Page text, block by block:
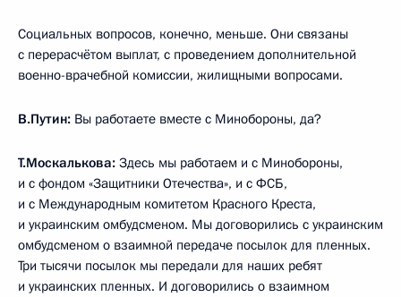
Социальных вопросов, конечно, меньше. Они связаны
с перерасчётом выплат, с проведением дополнительной
военно-врачебной комиссии, жилищными вопросами.
В.Путин: Вы работаете вместе с Минобороны, да?
Т.Москалькова: Здесь мы работаем и с Минобороны,
и с фондом «Защитники Отечества», и с ФСБ,
и с Международным комитетом Красного Креста,
и украинским омбудсменом. Мы договорились с украинским
омбудсменом о взаимной передаче посылок для пленных.
Три тысячи посылок мы передали для наших ребят
и украинских пленных. И договорились о взаимном